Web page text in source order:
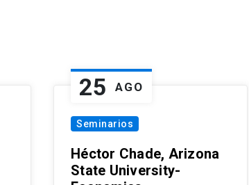
25 AGO
Seminarios
Héctor Chade, Arizona
State University-